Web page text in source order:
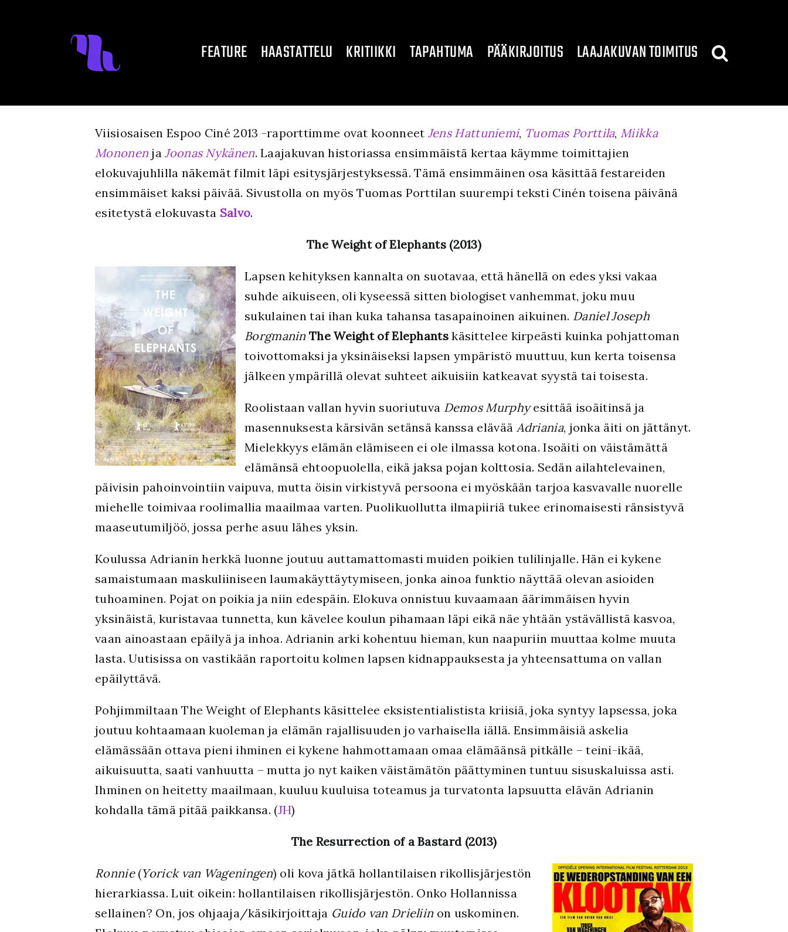
FEATURE HAASTATTELU KRITIIKKI TAPAHTUMA PÄÄKIRJOITUS LAAJAKUVAN TOIMITUS
Viisiosaisen Espoo Ciné 2013 -raporttimme ovat koonneet Jens Hattuniemi, Tuomas Porttila, Miikka
Mononen jaJoonas Nykänen. Laajakuvan historiassa ensimmäistä kertaa käymme toimittajien
elokuvajuhlilla näkemät filmit läpi esitysjärjestyksessä. Tämä ensimmäinen osa käsittää festareiden
ensimmäiset kaksi päivää. Sivustolla on myös Tuomas Porttilan suurempi teksti Cinén toisena päivänä
esitetystä elokuvasta Salvo.
The Weight of Elephants (2013)
Lapsen kehityksen kannalta on suotavaa, että hänellä on edes yksi vakaa
suhde aikuiseen, oli kyseessä sitten biologiset vanhemmat, joku muu
sukulainen tai ihan kuka tahansa tasapainoinen aikuinen. Daniel Joseph
Borgmanin The Weight of Elephantskäsittelee kirpeästi kuinka pohjattoman
toivottomaksi ja yksinäiseksi lapsen ympäristö muuttuu, kun kerta toisensa
jälkeen ympärillä olevat suhteet aikuisiin katkeavat syystä tai toisesta.
Roolistaan vallan hyvin suoriutuva Demos Murphyesittää isoäitinsä ja
masennuksesta kärsivän setänsä kanssa elävää Adriania, jonka äiti on jättänyt.
Mielekkyys elämän elämiseen ei ole ilmassa kotona. Isoäiti on väistämättä
elämänsä ehtoopuolella, eikä jaksa pojan kolttosia. Sedän ailahtelevainen,
päivisin pahoinvointiin vaipuva, mutta öisin virkistyvä persoona ei myöskään tarjoa kasvavalle nuorelle
miehelle toimivaa roolimallia maailmaa varten. Puolikuollutta ilmapiiriä tukee erinomaisesti ränsistyvä
maaseutumiljöö, jossa perhe asuu lähes yksin.
Koulussa Adrianin herkkä luonne joutuu auttamattomasti muiden poikien tulilinjalle. Hän ei kykene
samaistumaan maskuliiniseen laumakäyttäytymiseen, jonka ainoa funktio näyttää olevan asioiden
tuhoaminen. Pojat on poikia ja niin edespäin. Elokuva onnistuu kuvaamaan äärimmäisen hyvin
yksinäistä, kuristavaa tunnetta, kun kävelee koulun pihamaan läpi eikä näe yhtään ystävällistä kasvoa,
vaan ainoastaan epäilyä ja inhoa. Adrianin arki kohentuu hieman, kun naapuriin muuttaa kolme muuta
lasta. Uutisissa on vastikään raportoitu kolmen lapsen kidnappauksesta ja yhteensattuma on vallan
epäilyttävä.
Pohjimmiltaan The Weight of Elephants käsittelee eksistentialistista kriisiä, joka syntyy lapsessa, joka
joutuu kohtaamaan kuoleman ja elämän rajallisuuden jo varhaisella iällä. Ensimmäisiä askelia
elämässään ottava pieni ihminen ei kykene hahmottamaan omaa elämäänsä pitkälle – teini-ikää,
aikuisuutta, saati vanhuutta – mutta jo nyt kaiken väistämätön päättyminen tuntuu sisuskaluissa asti.
Ihminen on heitetty maailmaan, kuuluu kuuluisa toteamus ja turvatonta lapsuutta elävän Adrianin
kohdalla tämä pitää paikkansa. (JH)
The Resurrection of a Bastard (2013)
Ronnie(Yorick van Wageningen) oli kova jätkä hollantilaisen rikollisjärjestön
hierarkiassa. Luit oikein: hollantilaisen rikollisjärjestön. Onko Hollannissa
sellainen? On, jos ohjaaja/käsikirjoittaja Guido van Drieliin on uskominen.